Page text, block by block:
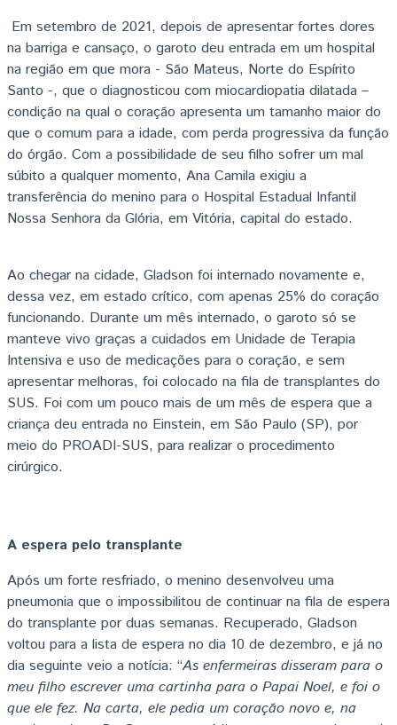
Em setembro de 2021, depois de apresentar fortes dores
na barriga e cansaço, o garoto deu entrada em um hospital
na região em que mora - São Mateus, Norte do Espírito
Santo -, que o diagnosticou com miocardiopatia dilatada –
condição na qual o coração apresenta um tamanho maior do
que o comum para a idade, com perda progressiva da função
do órgão. Com a possibilidade de seu filho sofrer um mal
súbito a qualquer momento, Ana Camila exigiu a
transferência do menino para o Hospital Estadual Infantil
Nossa Senhora da Glória, em Vitória, capital do estado.
Ao chegar na cidade, Gladson foi internado novamente e,
dessa vez, em estado crítico, com apenas 25% do coração
funcionando. Durante um mês internado, o garoto só se
manteve vivo graças a cuidados em Unidade de Terapia
Intensiva e uso de medicações para o coração, e sem
apresentar melhoras, foi colocado na fila de transplantes do
SUS. Foi com um pouco mais de um mês de espera que a
criança deu entrada no Einstein, em São Paulo (SP), por
meio do PROADI-SUS, para realizar o procedimento
cirúrgico.
A espera pelo transplante
Após um forte resfriado, o menino desenvolveu uma
pneumonia que o impossibilitou de continuar na fila de espera
do transplante por duas semanas. Recuperado, Gladson
voltou para a lista de espera no dia 10 de dezembro, e já no
dia seguinte veio a notícia: “As enfermeiras disseram para o
meu filho escrever uma cartinha para o Papai Noel, e foi o
que ele fez. Na carta, ele pedia um coração novo e, na